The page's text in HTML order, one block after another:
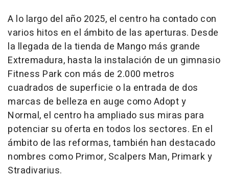
A lo largo del año 2025, el centro ha contado con
varios hitos en el ámbito de las aperturas. Desde
la llegada de la tienda de Mango más grande
Extremadura, hasta la instalación de un gimnasio
Fitness Park con más de 2.000 metros
cuadrados de superficie o la entrada de dos
marcas de belleza en auge como Adopt y
Normal, el centro ha ampliado sus miras para
potenciar su oferta en todos los sectores. En el
ámbito de las reformas, también han destacado
nombres como Primor, Scalpers Man, Primark y
Stradivarius.